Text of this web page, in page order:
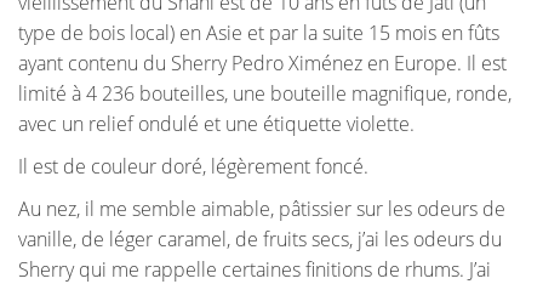
type de bois local) en Asie et par la suite 15 mois en fûts
ayant contenu du Sherry Pedro Ximénez en Europe. Il est
limité à 4 236 bouteilles, une bouteille magnifique, ronde,
avec un relief ondulé et une étiquette violette.
Il est de couleur doré, légèrement foncé.
Au nez, il me semble aimable, pâtissier sur les odeurs de
vanille, de léger caramel, de fruits secs, j’ai les odeurs du
Sherry qui me rappelle certaines finitions de rhums. J’ai